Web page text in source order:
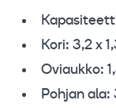
Kori: 3,2 x
Oviaukko:
Pohjan